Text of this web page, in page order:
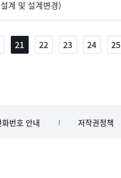
계 및 설계변경)
21 22 23 24 25
번호 안내 저작권정책